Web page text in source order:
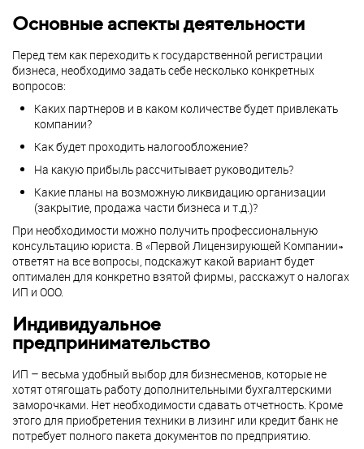
Основные аспекты деятельности
Перед тем как переходить к государственной регистрации
бизнеса, необходимо задать себе несколько конкретных
вопросов:
Каких партнеров и в каком количестве будет привлекать
компании?
Как будет проходить налогообложение?
На какую прибыль рассчитывает руководитель?
Какие планы на возможную ликвидацию организации
(закрытие, продажа части бизнеса и т.д.)?
При необходимости можно получить профессиональную
консультацию юриста. В «Первой Лицензирующей Компании»
ответят на все вопросы, подскажут какой вариант будет
оптимален для конкретно взятой фирмы, расскажут о налогах
ИП и ООО.
Индивидуальное
предпринимательство
ИП – весьма удобный выбор для бизнесменов, которые не
хотят отягощать работу дополнительными бухгалтерскими
заморочками. Нет необходимости сдавать отчетность. Кроме
этого для приобретения техники в лизинг или кредит банк не
потребует полного пакета документов по предприятию.